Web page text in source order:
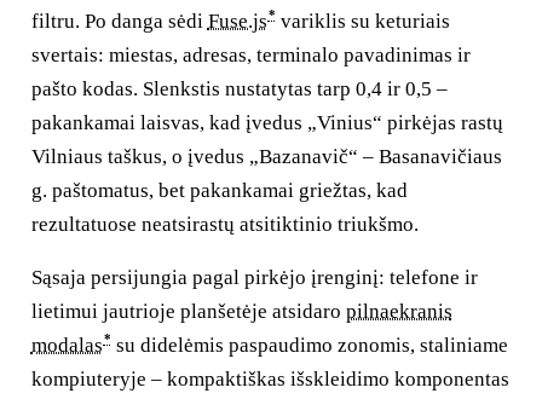
filtru. Po danga sėdi Fuse.js* variklis su keturiais
svertais: miestas, adresas, terminalo pavadinimas ir
pašto kodas. Slenkstis nustatytas tarp 0,4 ir 0,5 –
pakankamai laisvas, kad įvedus „Vinius“ pirkėjas rastų
Vilniaus taškus, o įvedus „Bazanavič“ – Basanavičiaus
g. paštomatus, bet pakankamai griežtas, kad
rezultatuose neatsirastų atsitiktinio triukšmo.
Sąsaja persijungia pagal pirkėjo įrenginį: telefone ir
lietimui jautrioje planšetėje atsidaro pilnaekranis
modalas* su didelėmis paspaudimo zonomis, staliniame
kompiuteryje – kompaktiškas išskleidimo komponentas